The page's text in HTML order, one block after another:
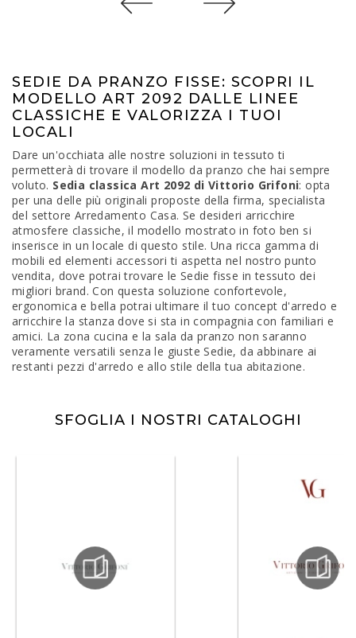
SEDIE DA PRANZO FISSE: SCOPRI IL
MODELLO ART 2092 DALLE LINEE
CLASSICHE E VALORIZZA I TUOI
LOCALI
Dare un'occhiata alle nostre soluzioni in tessuto ti
permetterà di trovare il modello da pranzo che hai sempre
voluto. Sedia classica Art 2092 di Vittorio Grifoni: opta
per una delle più originali proposte della firma, specialista
del settore Arredamento Casa. Se desideri arricchire
atmosfere classiche, il modello mostrato in foto ben si
inserisce in un locale di questo stile. Una ricca gamma di
mobili ed elementi accessori ti aspetta nel nostro punto
vendita, dove potrai trovare le Sedie fisse in tessuto dei
migliori brand. Con questa soluzione confortevole,
ergonomica e bella potrai ultimare il tuo concept d'arredo e
arricchire la stanza dove si sta in compagnia con familiari e
amici. La zona cucina e la sala da pranzo non saranno
veramente versatili senza le giuste Sedie, da abbinare ai
restanti pezzi d'arredo e allo stile della tua abitazione.
SFOGLIA I NOSTRI CATALOGHI